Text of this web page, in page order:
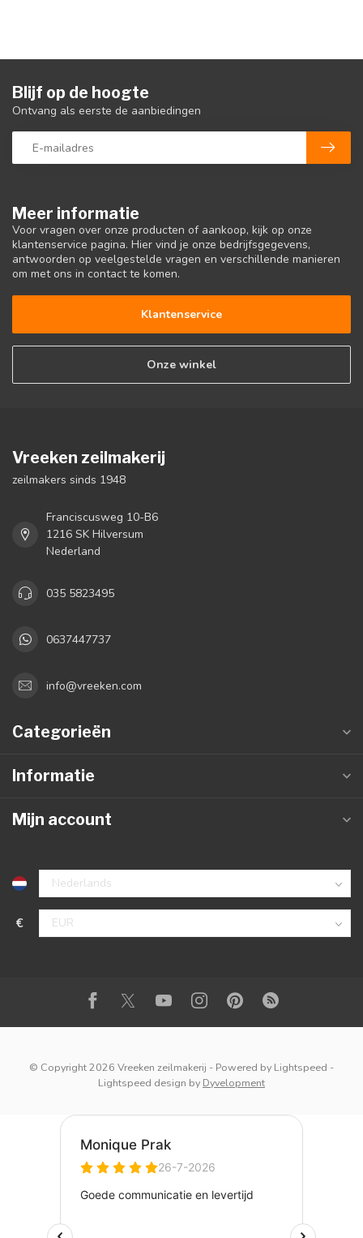
Meer informatie
Voor vragen over onze producten of aankoop, kijk op onze
klantenservice pagina. Hier vind je onze bedrijfsgegevens,
antwoorden op veelgestelde vragen en verschillende manieren
om met ons in contact te komen.
Klantenservice
Onze winkel
Blijf op de hoogte
Ontvang als eerste de aanbiedingen
Vreeken zeilmakerij
zeilmakers sinds 1948
Franciscusweg 10-B6
1216 SK Hilversum
Nederland
035 5823495
0637447737
info@vreeken.com
Categorieën
Informatie
Mijn account
€
© Copyright 2026 Vreeken zeilmakerij - Powered by Lightspeed -
Lightspeed design by Dyvelopment